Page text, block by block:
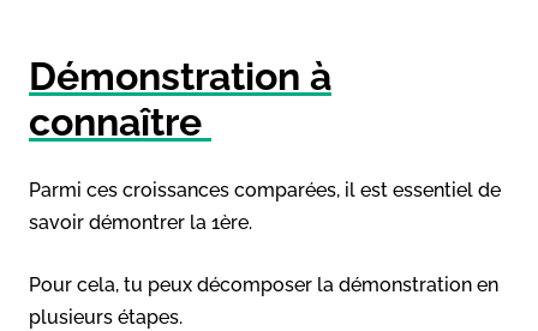
Démonstration à
connaître
Parmi ces croissances comparées, il est essentiel de
savoir démontrer la 1ère.
Pour cela, tu peux décomposer la démonstration en
plusieurs étapes.